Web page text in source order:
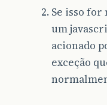
Se isso for
um
acionado
exceção